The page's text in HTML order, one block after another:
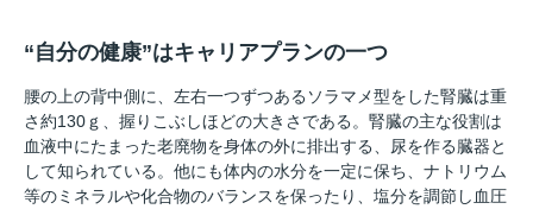
“自分の健康”はキャリアプランの一つ
腰の上の背中側に、左右一つずつあるソラマメ型をした腎臓は重
さ約130ｇ、握りこぶしほどの大きさである。腎臓の主な役割は
血液中にたまった老廃物を身体の外に排出する、尿を作る臓器と
して知られている。他にも体内の水分を一定に保ち、ナトリウム
等のミネラルや化合物のバランスを保ったり、塩分を調節し血圧